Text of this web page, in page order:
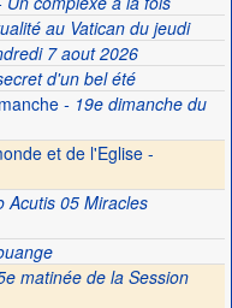
au Vatican du jeudi
7 aout 2026
d'un bel été
- 19e dimanche du
et de l'Eglise -
Acutis 05 Miracles
matinée de la Session